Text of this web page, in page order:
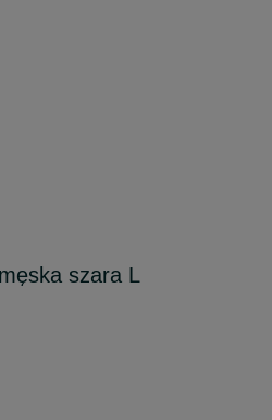
szara L